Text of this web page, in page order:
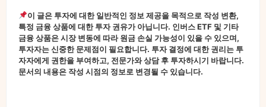
이 글은 투자에 대한 일반적인 정보 제공을 목적으로 작성 변환,
특정 금융 상품에 대한 투자 권유가 아닙니다. 인버스 ETF 및 기타
금융 상품은 시장 변동에 따라 원금 손실 가능성이 있을 수 있으며,
투자자는 신중한 문제점이 필요합니다. 투자 결정에 대한 권리는 투
자자에게 권한을 부여하고, 전문가와 상담 후 투자하시기 바랍니다.
문서의 내용은 작성 시점의 정보로 변경될 수 있습니다.